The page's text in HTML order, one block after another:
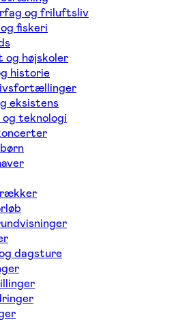
og friluftsliv
fiskeri
og højskoler
historie
eksistens
teknologi
dagsture